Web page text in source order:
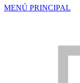
MENÚ PRINCIPAL